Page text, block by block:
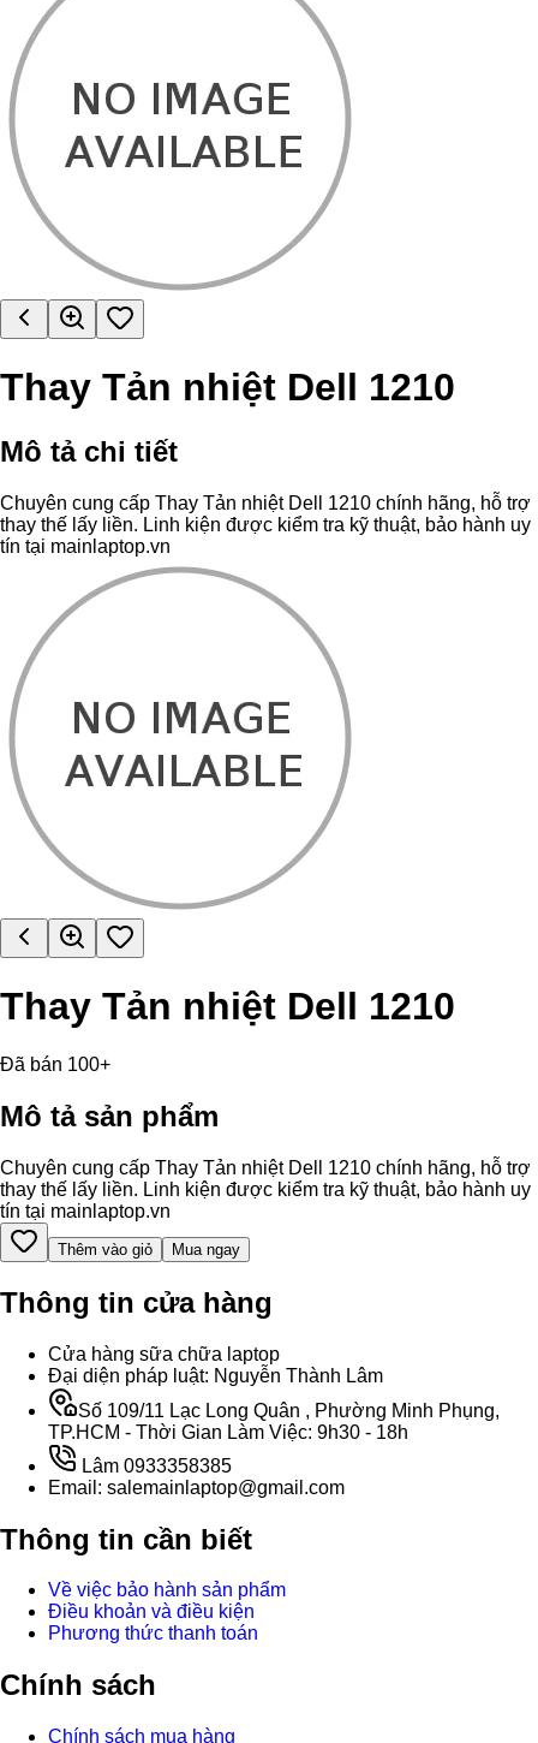
Thay Tản nhiệt Dell 1210
Mô tả chi tiết
Chuyên cung cấp Thay Tản nhiệt Dell 1210 chính hãng, hỗ trợ
thay thế lấy liền. Linh kiện được kiểm tra kỹ thuật, bảo hành uy
tín tại mainlaptop.vn
Thay Tản nhiệt Dell 1210
Đã bán 100+
Mô tả sản phẩm
Chuyên cung cấp Thay Tản nhiệt Dell 1210 chính hãng, hỗ trợ
thay thế lấy liền. Linh kiện được kiểm tra kỹ thuật, bảo hành uy
tín tại mainlaptop.vn
Thêm vào giỏ Mua ngay
Thông tin cửa hàng
Cửa hàng sữa chữa laptop
Đại diện pháp luật: Nguyễn Thành Lâm
Số 109/11 Lạc Long Quân , Phường Minh Phụng,
TP.HCM - Thời Gian Làm Việc: 9h30 - 18h
Lâm 0933358385
Email: salemainlaptop@gmail.com
Thông tin cần biết
Về việc bảo hành sản phẩm
Điều khoản và điều kiện
Phương thức thanh toán
Chính sách
Chính sách mua hàng